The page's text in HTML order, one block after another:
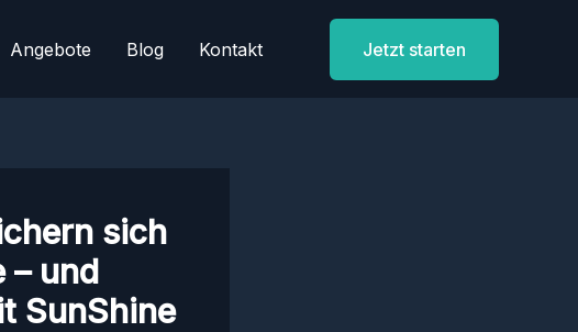
Angebote Blog Kontakt Jetzt starten
sich
– und
SunShine